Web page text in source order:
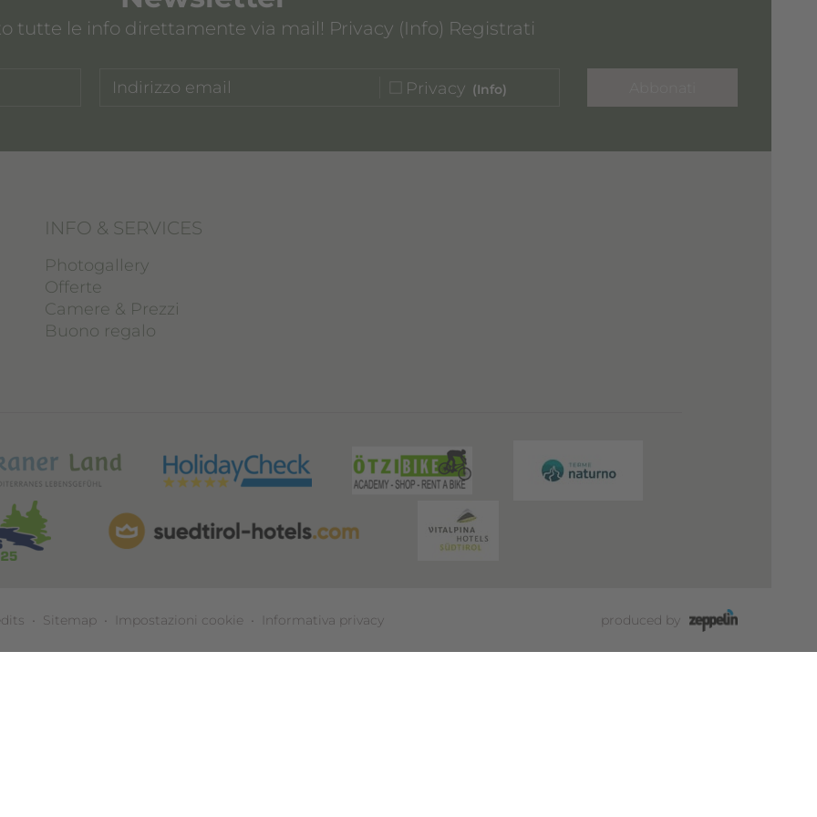
tutte le info direttamente via mail! Privacy (Info) Registrati
Privacy (Info)
INFO & SERVICES
Photogallery
Offerte
Camere & Prezzi
Buono regalo
• Sitemap • Impostazioni cookie • Informativa privacy produced by